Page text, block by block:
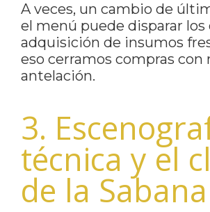
A veces, un cambio de
el menú puede disparar los
adquisición de insumos
eso cerramos compras con
antelación.
3.
técnica y el
de la Sabana